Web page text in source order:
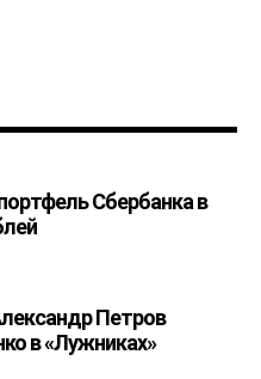
Сбербанка в
Петров
в «Лужниках»